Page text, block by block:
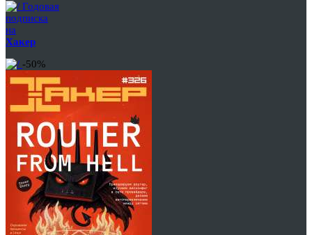
Годовая
подписка
на
Хакер
-50%